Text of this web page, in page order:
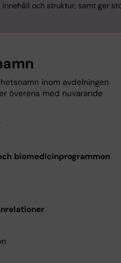
och struktur, samt ger
inom avdelningen
överens med nuvarande
biomedicinprogrammen